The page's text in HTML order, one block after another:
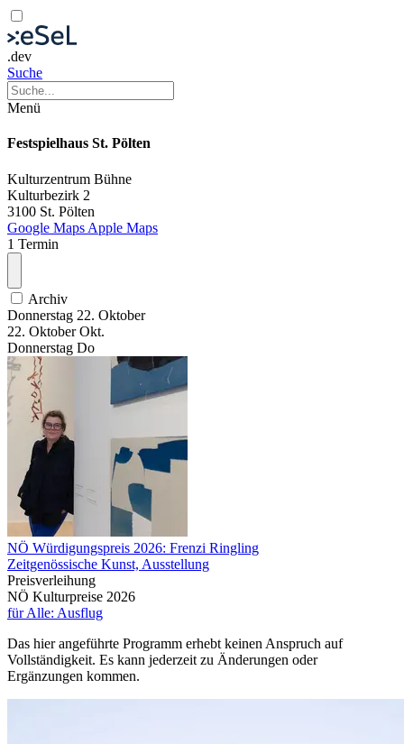
.dev
Suche
Menü
Festspielhaus St. Pölten
Kulturzentrum Bühne
Kulturbezirk 2
3100 St. Pölten
Google Maps Apple Maps
1 Termin
Archiv
Donnerstag 22. Oktober
22. Oktober Okt.
Donnerstag Do
NÖ Würdigungspreis 2026: Frenzi Ringling
Zeitgenössische Kunst, Ausstellung
Preisverleihung
NÖ Kulturpreise 2026
für Alle: Ausflug
Das hier angeführte Programm erhebt keinen Anspruch auf
Vollständigkeit. Es kann jederzeit zu Änderungen oder
Ergänzungen kommen.